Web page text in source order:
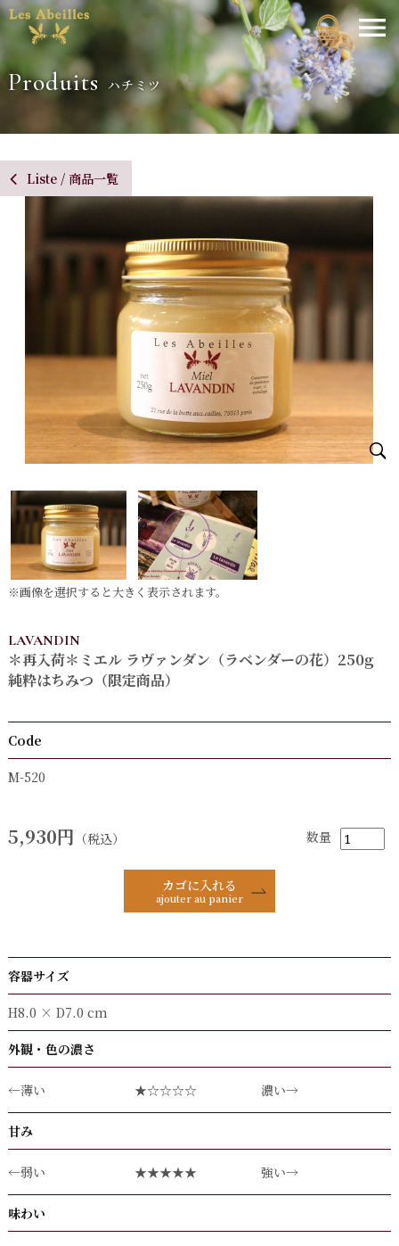
Produits ハチミツ
Liste / 商品一覧
※画像を選択すると大きく表示されます。
LAVANDIN
＊再入荷＊ミエル ラヴァンダン（ラベンダーの花）250g
純粋はちみつ（限定商品）
Code
M-520
5,930円 （税込） 数量
カゴに入れる
ajouter au panier
容器サイズ
H8.0 × D7.0 cm
外観・色の濃さ
←薄い ★☆☆☆☆ 濃い→
甘み
←弱い ★★★★★ 強い→
味わい